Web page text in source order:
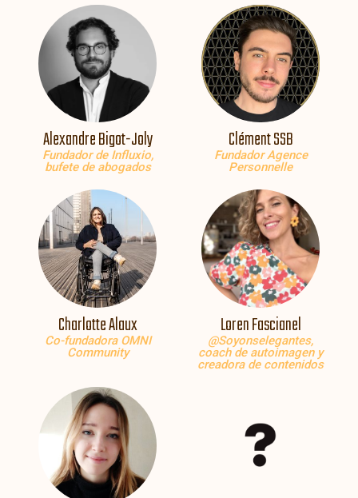
Alexandre Bigot-Joly
Fundador de Influxio,
bufete de abogados
Clément SSB
Fundador Agence
Personnelle
Charlotte Alaux
Co-fundadora OMNI
Community
Loren Fascianel
@Soyonselegantes,
coach de autoimagen y
creadora de contenidos